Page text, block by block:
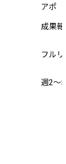
アポ
成果
フル
週2〜